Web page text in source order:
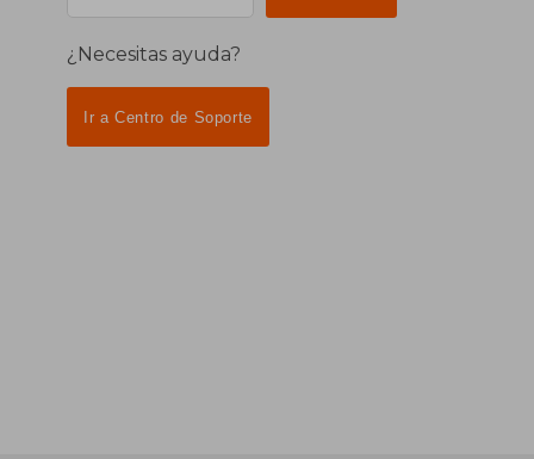
¿Necesitas ayuda?
Ir a Centro de Soporte